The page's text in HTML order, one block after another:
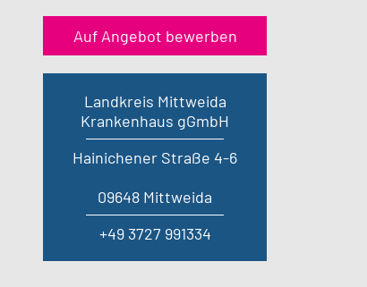
Auf Angebot bewerben
Landkreis Mittweida
Krankenhaus gGmbH
Hainichener Straße 4-6
09648 Mittweida
+49 3727 991334